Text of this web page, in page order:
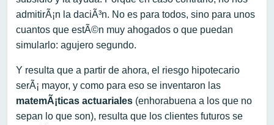
admitirÃ¡n la daciÃ³n. No es para todos, sino para unos
cuantos que estÃ©n muy ahogados o que puedan
simularlo: agujero segundo.
Y resulta que a partir de ahora, el riesgo hipotecario
serÃ¡ mayor, y como para eso se inventaron las
matemÃ¡ticas actuariales (enhorabuena a los que no
sepan lo que son), resulta que los clientes futuros se